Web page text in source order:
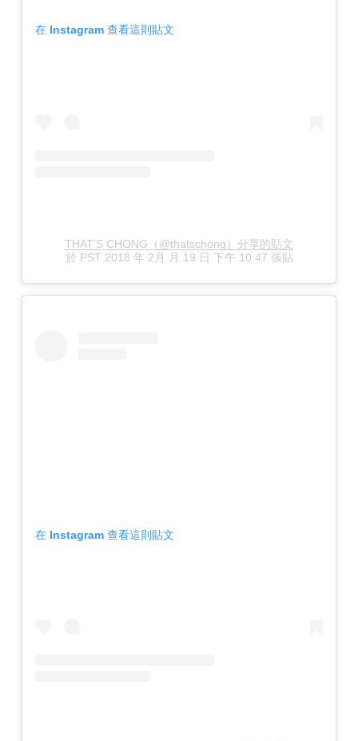
在 Instagram 查看這則貼文
THAT’S CHONG（@thatschong）分享的貼文
於 PST 2018 年 2月 月 19 日 下午 10:47 張貼
在 Instagram 查看這則貼文